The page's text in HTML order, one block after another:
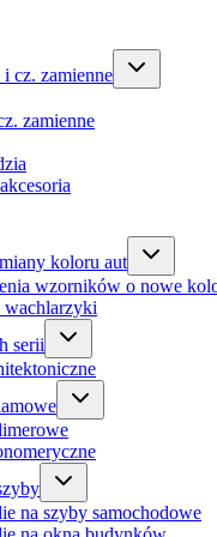
cz. zamienne
zamienne
koloru aut
wzorników o nowe
serii
na szyby samochodowe